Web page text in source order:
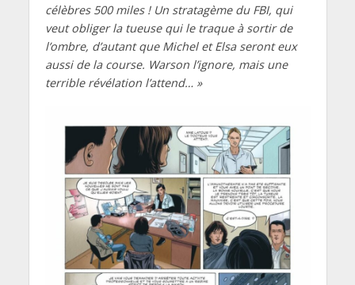
célèbres 500 miles ! Un stratagème du FBI, qui
veut obliger la tueuse qui le traque à sortir de
l’ombre, d’autant que Michel et Elsa seront eux
aussi de la course. Warson l’ignore, mais une
terrible révélation l’attend… »